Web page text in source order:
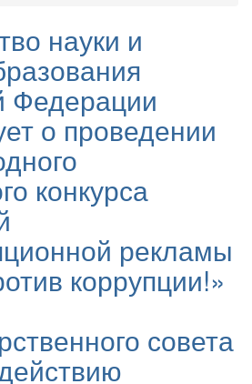
науки и
Федерации
о проведении
конкурса
рекламы
коррупции!»
совета